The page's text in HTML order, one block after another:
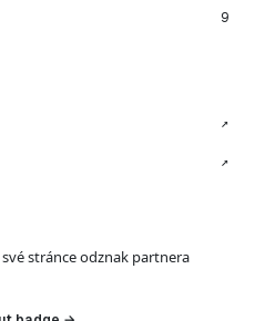
9
↗
↗
stránce odznak partnera